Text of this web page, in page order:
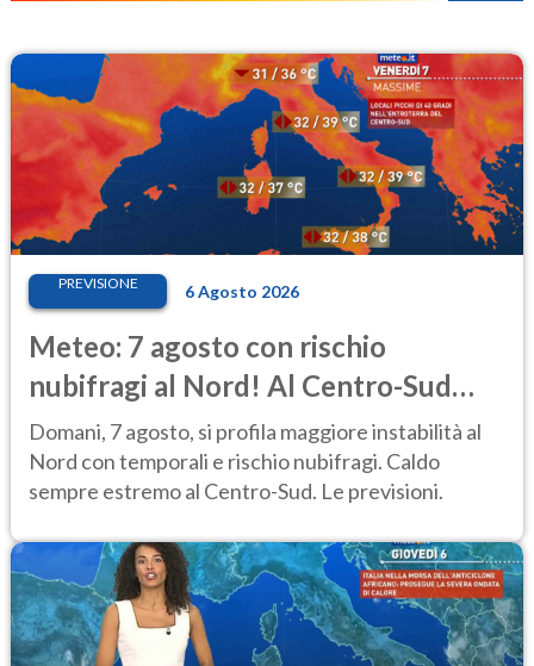
PREVISIONE 6 Agosto 2026
Meteo: 7 agosto con rischio
nubifragi al Nord! Al Centro-Sud
caldo estremo
Domani, 7 agosto, si profila maggiore instabilità al
Nord con temporali e rischio nubifragi. Caldo
sempre estremo al Centro-Sud. Le previsioni.